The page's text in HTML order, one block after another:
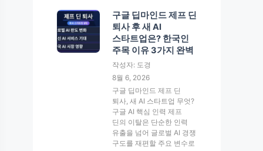
구글 딥마인드 제프 딘
퇴사 후 새 AI
스타트업은? 한국인
주목 이유 3가지 완벽
작성자: 도경
8월 6, 2026
구글 딥마인드 제프 딘
퇴사, 새 AI 스타트업 무엇?
구글 AI 핵심 인력 제프
딘의 이탈은 단순한 인력
유출을 넘어 글로벌 AI 경쟁
구도를 재편할 주요 변수로